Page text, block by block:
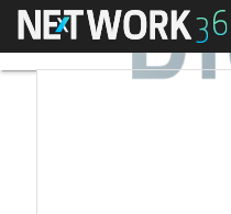
Menu